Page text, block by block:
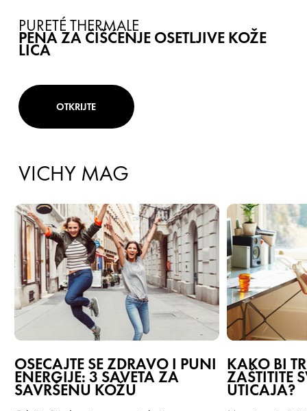
PURETÉ THERMALE
PENA ZA ČIŠĆENJE OSETLJIVE KOŽE
LICA
OTKRIJTE
VICHY MAG
OSEĆAJTE SE ZDRAVO I PUNI
ENERGIJE: 3 SAVETA ZA
SAVRŠENU KOŽU
KAKO BI
ZAŠTITITE
UTICAJA?